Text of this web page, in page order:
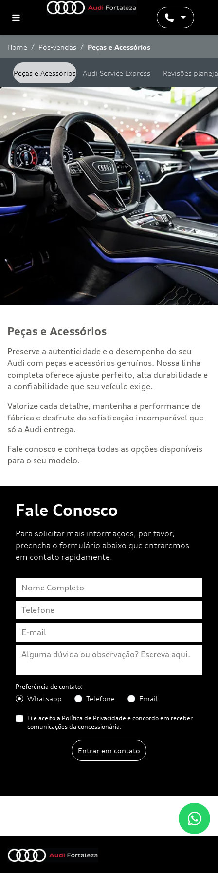
Home Pós-vendas Peças e Acessórios
Audi Service Express
Peças e Acessórios Revisões
Peças e Acessórios
Preserve a autenticidade e o desempenho do seu
Audi com peças e acessórios genuínos. Nossa linha
completa oferece ajuste perfeito, alta durabilidade e
a confiabilidade que seu veículo exige.
Valorize cada detalhe, mantenha a performance de
fábrica e desfrute da sofisticação incomparável que
só a Audi entrega.
Fale conosco e conheça todas as opções disponíveis
para o seu modelo.
Fale Conosco
Para solicitar mais informações, por favor,
preencha o formulário abaixo que entraremos
em contato rapidamente.
Preferência de contato:
Whatsapp Telefone Email
Li e aceito a Política de Privacidade e concordo em receber
comunicações da concessionária.
Entrar em contato